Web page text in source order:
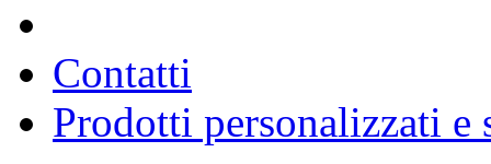
Contatti
Prodotti personalizzati e